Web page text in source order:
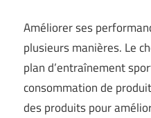
Améliorer ses
plusieurs manières. Le
plan d’entraînement
consommation de
des produits pour